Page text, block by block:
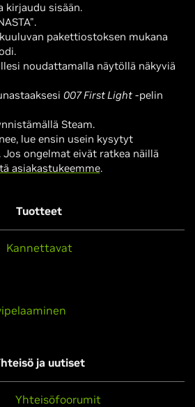
kirjaudu sisään.
pakettiostoksen mukana
noudattamalla näytöllä näkyviä
007 First Light-pelin
Steam.
lue ensin usein kysytyt
. Jos ongelmat eivät ratkea näillä
asiakastukeemme.
Tuotteet
Kannettavat
ja uutiset
Yhteisöfoorumit